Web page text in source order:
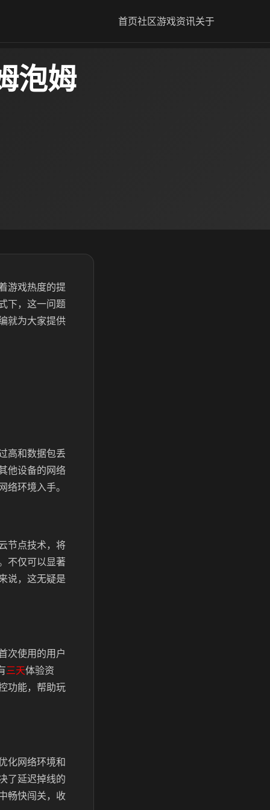
首页社区游戏资讯关于
泡姆
游戏热度的提
下，这一问题
就为大家提供
高和数据包丢
他设备的网络
环境入手。
节点技术，将
不仅可以显著
说，这无疑是
次使用的用户
三天体验资
功能，帮助玩
化网络环境和
了延迟掉线的
畅快闯关，收